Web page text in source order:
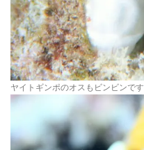
ヤイトギンポのオスもビンビンです